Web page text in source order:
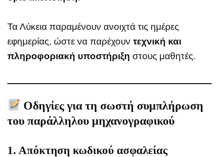
Τα Λύκεια παραμένουν ανοιχτά τις ημέρες
εφημερίας, ώστε να παρέχουν τεχνική και
πληροφοριακή υποστήριξη στους μαθητές.
Οδηγίες για τη σωστή συμπλήρωση
του παράλληλου μηχανογραφικού
1. Απόκτηση κωδικού ασφαλείας